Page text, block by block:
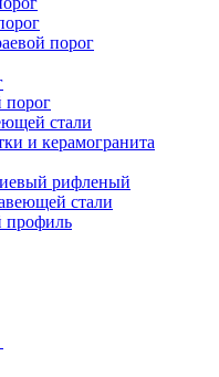
порог
стали
и керамогранита
рифленый
стали
профиль